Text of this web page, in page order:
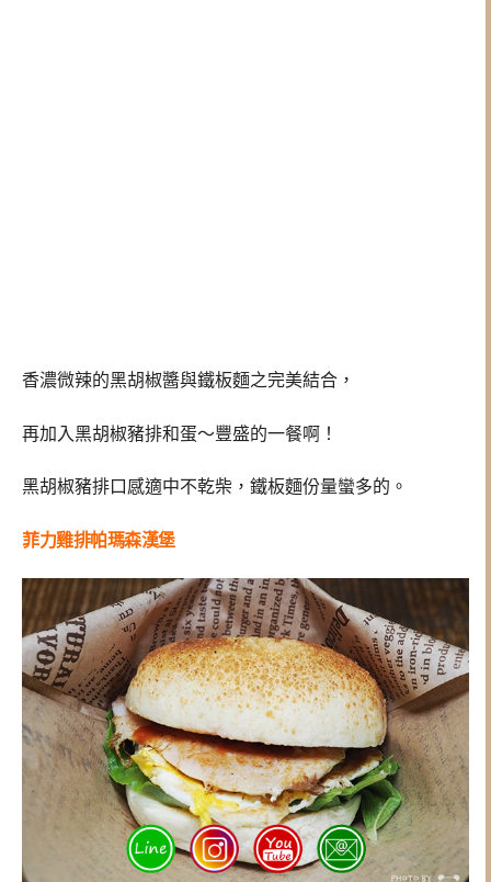
香濃微辣的黑胡椒醬與鐵板麵之完美結合，
再加入黑胡椒豬排和蛋～豐盛的一餐啊！
黑胡椒豬排口感適中不乾柴，鐵板麵份量蠻多的。
菲力雞排帕瑪森漢堡